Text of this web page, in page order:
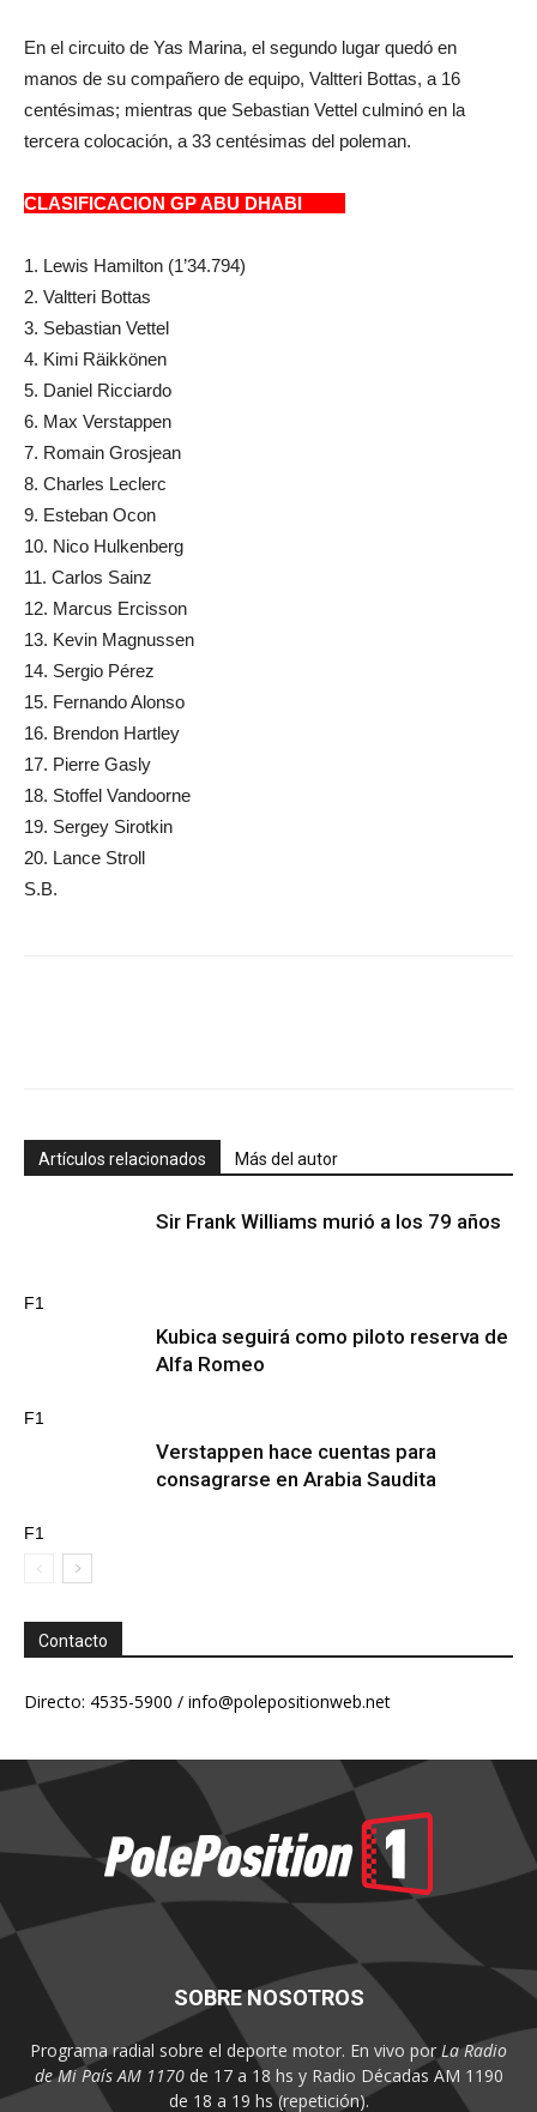
En el circuito de Yas Marina, el segundo lugar quedó en
manos de su compañero de equipo, Valtteri Bottas, a 16
centésimas; mientras que Sebastian Vettel culminó en la
tercera colocación, a 33 centésimas del poleman.
CLASIFICACION GP ABU DHABI
1. Lewis Hamilton (1’34.794)
2. Valtteri Bottas
3. Sebastian Vettel
4. Kimi Räikkönen
5. Daniel Ricciardo
6. Max Verstappen
7. Romain Grosjean
8. Charles Leclerc
9. Esteban Ocon
10. Nico Hulkenberg
11. Carlos Sainz
12. Marcus Ercisson
13. Kevin Magnussen
14. Sergio Pérez
15. Fernando Alonso
16. Brendon Hartley
17. Pierre Gasly
18. Stoffel Vandoorne
19. Sergey Sirotkin
20. Lance Stroll
S.B.
Artículos relacionados Más del autor
F1
Sir Frank Williams murió a los 79 años
F1
Kubica seguirá como piloto reserva de
Alfa Romeo
F1
Verstappen hace cuentas para
consagrarse en Arabia Saudita
Contacto
Directo: 4535-5900 / info@polepositionweb.net
SOBRE NOSOTROS
Programa radial sobre el deporte motor. En vivo por La Radio
de Mi País AM 1170de 17 a 18 hs y Radio Décadas AM 1190
de 18 a 19 hs (repetición).